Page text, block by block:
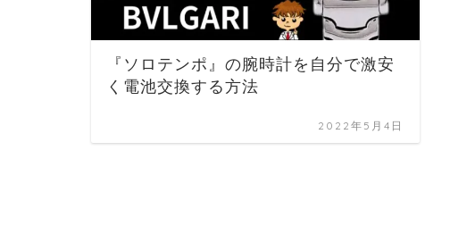
『ソロテンポ』の腕時計を自分で激安
く電池交換する方法
2022年5月4日